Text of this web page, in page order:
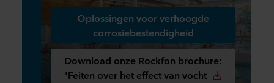
Oplossingen voor verhoogde
corrosiebestendigheid
Download onze Rockfon brochure:
'Feiten over het effect van vocht